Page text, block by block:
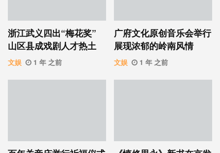
浙江武义四出“梅花奖”
山区县成戏剧人才热土
文娱 1 年 之前
广府文化原创音乐会举行
展现浓郁的岭南风情
文娱 1 年 之前